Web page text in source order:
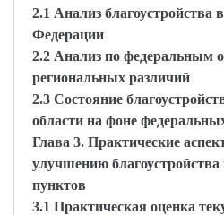
2.1 Анализ благоустройства
Федерации
2.2 Анализ по федеральным
региональных различий
2.3 Состояние
области на фоне
Глава 3. Практические
улучшению благоустройства
пунктов
3.1 Практическая оценка